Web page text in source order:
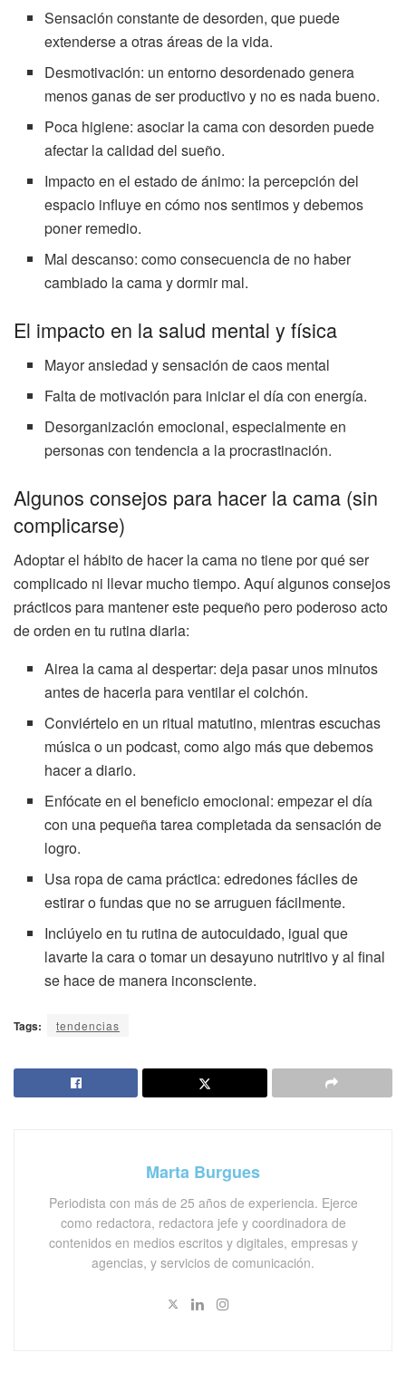
Sensación constante de desorden, que puede
extenderse a otras áreas de la vida.
Desmotivación: un entorno desordenado genera
menos ganas de ser productivo y no es nada bueno.
Poca higiene: asociar la cama con desorden puede
afectar la calidad del sueño.
Impacto en el estado de ánimo: la percepción del
espacio influye en cómo nos sentimos y debemos
poner remedio.
Mal descanso: como consecuencia de no haber
cambiado la cama y dormir mal.
El impacto en la salud mental y física
Mayor ansiedad y sensación de caos mental
Falta de motivación para iniciar el día con energía.
Desorganización emocional, especialmente en
personas con tendencia a la procrastinación.
Algunos consejos para hacer la cama (sin
complicarse)
Adoptar el hábito de hacer la cama no tiene por qué ser
complicado ni llevar mucho tiempo. Aquí algunos consejos
prácticos para mantener este pequeño pero poderoso acto
de orden en tu rutina diaria:
Airea la cama al despertar: deja pasar unos minutos
antes de hacerla para ventilar el colchón.
Conviértelo en un ritual matutino, mientras escuchas
música o un podcast, como algo más que debemos
hacer a diario.
Enfócate en el beneficio emocional: empezar el día
con una pequeña tarea completada da sensación de
logro.
Usa ropa de cama práctica: edredones fáciles de
estirar o fundas que no se arruguen fácilmente.
Inclúyelo en tu rutina de autocuidado, igual que
lavarte la cara o tomar un desayuno nutritivo y al final
se hace de manera inconsciente.
Tags: tendencias
Marta Burgues
Periodista con más de 25 años de experiencia. Ejerce
como redactora, redactora jefe y coordinadora de
contenidos en medios escritos y digitales, empresas y
agencias, y servicios de comunicación.